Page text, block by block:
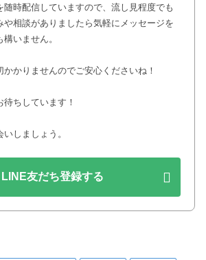
随時配信していますので、流し見程度でも
や相談がありましたら気軽にメッセージを
いません。
かかりませんのでご安心くださいね！
ちしています！
しましょう。
LINE友だち登録する